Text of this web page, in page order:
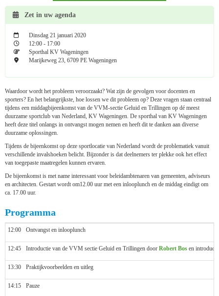
Zet in uw agenda
Dinsdag 21 januari 2020
12:00 - 17:00
Sporthal KV Wageningen
Marijkeweg 23, 6709 PE Wageningen
Waardoor wordt het probleem veroorzaakt? Wat zijn de gevolgen voor docenten en
sporters? En het belangrijkste, hoe lossen we dit probleem op? Deze vragen staan centraal
tijdens een middagbijeenkomst van de VVM-sectie Geluid en Trillingen op dé meest
duurzame sportclub van Nederland, KV Wageningen. De sporthal van KV Wageningen
heeft deze titel onlangs in ontvangst mogen nemen en heeft dit te danken aan diverse
duurzame oplossingen.
Tijdens de bijeenkomst op deze sportlocatie van Nederland wordt de problematiek vanuit
verschillende invalshoeken belicht. Bijzonder is dat deelnemers ter plekke ook het effect
van toegepaste maatregelen kunnen ervaren.
De bijeenkomst is met name interessant voor beleidambtenaren van gemeenten, adviseurs
en architecten. Gestart wordt om12.00 uur met een inlooplunch en de middag eindigt om
ca. 17.00 uur.
Programma
12:00 Ontvangst en inlooplunch
12:45 Introductie van de VVM sectie Geluid en Trillingen door Robert Bos en
13:30 Praktijkvoorbeelden en uitleg
14:15 Pauze